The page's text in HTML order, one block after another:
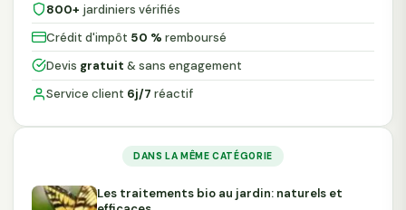
800+ jardiniers vérifiés
Crédit d'impôt 50 % remboursé
Devis gratuit & sans engagement
Service client 6j/7 réactif
DANS LA MÊME CATÉGORIE
Les traitements bio au jardin: naturels et